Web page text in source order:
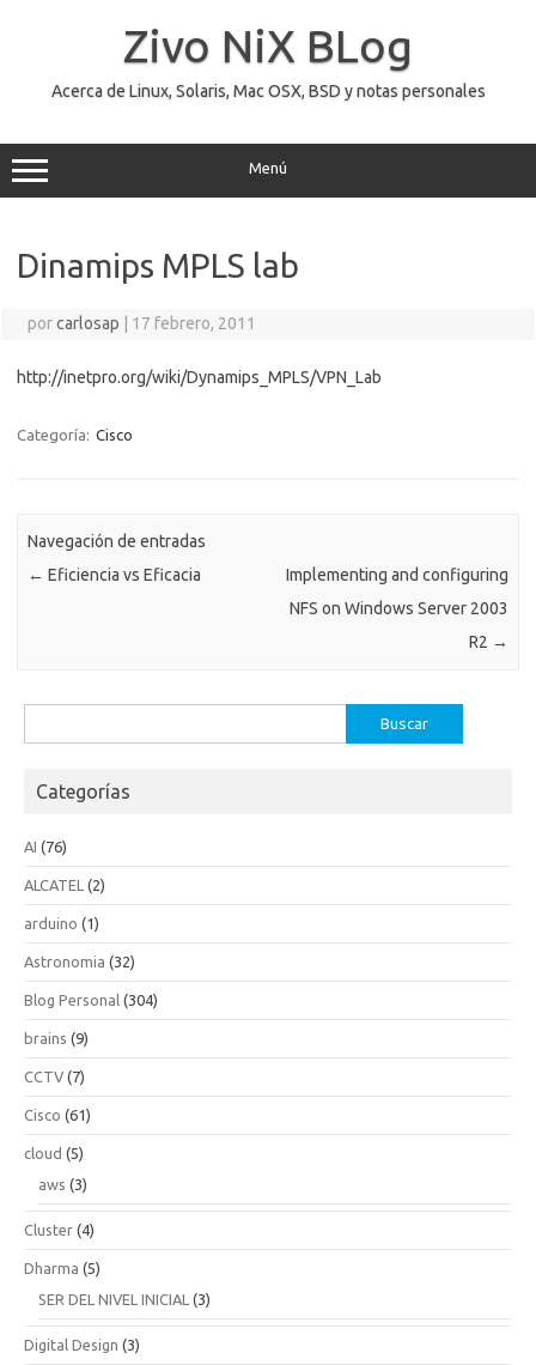
Zivo NiX BLog
Acerca de Linux, Solaris, Mac OSX, BSD y notas personales
Menú
Dinamips MPLS lab
porcarlosap 17 febrero, 2011
http://inetpro.org/wiki/Dynamips_MPLS/VPN_Lab
Categoría: Cisco
Navegación de entradas
← Eficiencia vs Eficacia
Implementing and configuring
NFS on Windows Server 2003
R2 →
Categorías
AI (76)
ALCATEL (2)
arduino (1)
Astronomia (32)
Blog Personal (304)
brains (9)
CCTV (7)
Cisco (61)
cloud (5)
aws (3)
Cluster (4)
Dharma (5)
SER DEL NIVEL INICIAL (3)
Digital Design (3)